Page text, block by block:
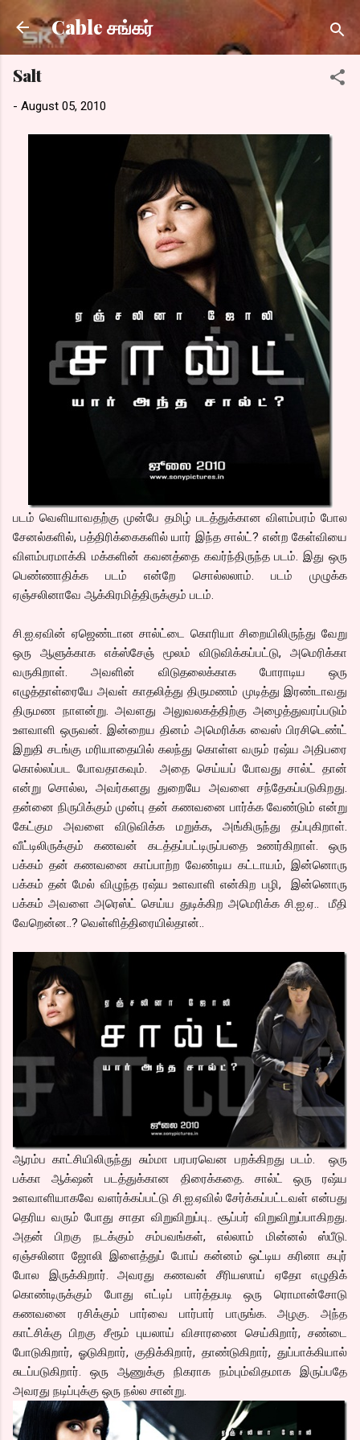
Skip to main content
Cable சங்கர்
Salt
- August 05, 2010
படம் வெளியாவதற்கு முன்பே தமிழ் படத்துக்கான விளம்பரம் போல
சேனல்களில், பத்திரிக்கைகளில் யார் இந்த சால்ட்? என்ற கேள்வியை
விளம்பரமாக்கி மக்களின் கவனத்தை கவர்ந்திருந்த படம். இது ஒரு
பெண்ணாதிக்க படம் என்றே சொல்லலாம். படம் முழுக்க
ஏஞ்சலினாவே ஆக்கிரமித்திருக்கும் படம்.
சி.ஐ.ஏவின் ஏஜெண்டான சால்ட்டை கொரியா சிறையிலிருந்து வேறு
ஒரு ஆளுக்காக எக்ஸ்சேஞ் மூலம் விடுவிக்கப்பட்டு, அமெரிக்கா
வருகிறாள். அவளின் விடுதலைக்காக போராடிய ஒரு
எழுத்தாள்ரையே அவள் காதலித்து திருமணம் முடித்து இரண்டாவது
திருமண நாளன்று. அவளது அலுவலகத்திற்கு அழைத்துவரப்படும்
உளவாளி ஒருவன். இன்றைய தினம் அமெரிக்க வைஸ் பிரசிடெண்ட்
இறுதி சடங்கு மரியாதையில் கலந்து கொள்ள வரும் ரஷ்ய அதிபரை
கொல்லப்பட போவதாகவும். அதை செய்யப் போவது சால்ட் தான்
என்று சொல்ல, அவர்களது துறையே அவளை சந்தேகப்படுகிறது.
தன்னை நிருபிக்கும் முன்பு தன் கணவனை பார்க்க வேண்டும் என்று
கேட்கும அவளை விடுவிக்க மறுக்க, அங்கிருந்து தப்புகிறாள்.
வீட்டிலிருக்கும் கணவன் கடத்தப்பட்டிருப்பதை உணர்கிறாள். ஒரு
பக்கம் தன் கணவனை காப்பாற்ற வேண்டிய கட்டாயம், இன்னொரு
பக்கம் தன் மேல் விழுந்த ரஷ்ய உளவாளி என்கிற பழி, இன்னொரு
பக்கம் அவளை அரெஸ்ட் செய்ய துடிக்கிற அமெரிக்க சி.ஐ.ஏ.. மீதி
வேறென்ன..? வெள்ளித்திரையில்தான்..
ஆரம்ப காட்சியிலிருந்து சும்மா பரபரவென பறக்கிறது படம். ஒரு
பக்கா ஆக்‌ஷன் படத்துக்கான திரைக்கதை. சால்ட் ஒரு ரஷ்ய
உளவாளியாகவே வளர்க்கப்பட்டு சி.ஐ.ஏவில் சேர்க்கப்பட்டவள் என்பது
தெரிய வரும் போது சாதா விறுவிறுப்பு.. சூப்பர் விறுவிறுப்பாகிறது.
அதன் பிறகு நடக்கும் சம்பவங்கள், எல்லாம் மின்னல் ஸ்பீடு.
ஏஞ்சலினா ஜோலி இளைத்துப் போய் கன்னம் ஒட்டிய கரினா கபுர்
போல இருக்கிறார். அவரது கணவன் சீரியஸாய் ஏதோ எழுதிக்
கொண்டிருக்கும் போது எட்டிப் பார்த்தபடி ஒரு ரொமான்சோடு
கணவனை ரசிக்கும் பார்வை பார்பார் பாருங்க. அழகு. அந்த
காட்சிக்கு பிறகு சீரூம் புயலாய் விசாரணை செய்கிறார், சண்டை
போடுகிறார், ஓடுகிறார், குதிக்கிறார், தாண்டுகிறார், துப்பாக்கியால்
சுடப்படுகிறார். ஒரு ஆணுக்கு நிகராக நம்பும்விதமாக இருப்பதே
அவரது நடிப்புக்கு ஒரு நல்ல சான்று.